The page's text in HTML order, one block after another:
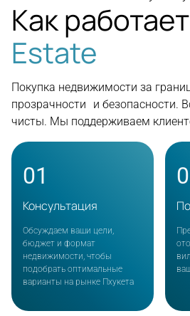
Как работает
Estate
Покупка недвижимости за
прозрачности и безопасности.
чисты. Мы поддерживаем
01
Консультация
Обсуждаем ваши цели,
бюджет и формат
недвижимости, чтобы
подобрать оптимальные
варианты на рынке Пхукета